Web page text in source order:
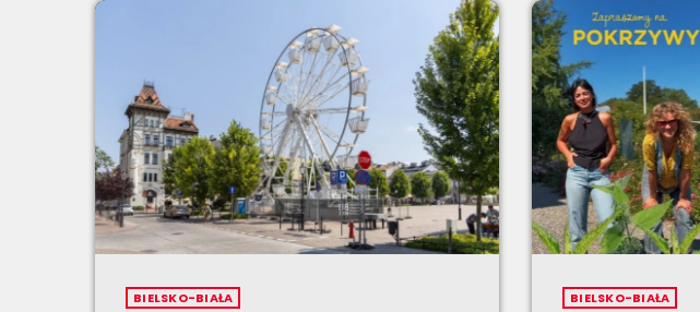
BIELSKO-BIAŁA BIELSKO-BIAŁA